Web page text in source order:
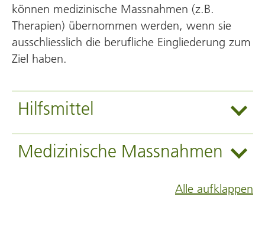
können medizinische Mass­nahmen (z.B.
Therapien) übernommen werden, wenn sie
ausschliesslich die berufliche Eingliederung zum
Ziel haben.
Hilfsmittel
Medizinische Massnahmen
Alle aufklappen